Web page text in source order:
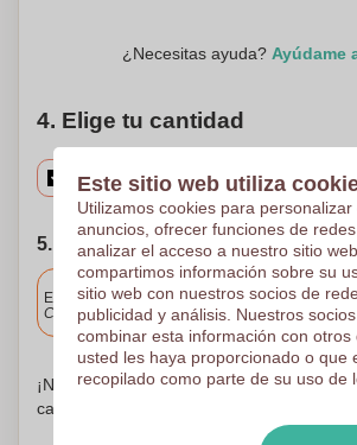
¿Necesitas ayuda? Ayúdame
4. Elige tu cantidad
5. Elija su fecha de envío
Entrega estándar
Cargue y apruebe sus archivos antes de las
¡No te preocupes! Simplemente suba sus
canasta de compras
Este sitio web utiliza
Utilizamos cookies para
anuncios, ofrecer funciones de
analizar el acceso a nuestro sitio
compartimos información sobre su
sitio web con nuestros socios de
publicidad y análisis. Nuestros
combinar esta información con otros
usted les haya proporcionado o que
recopilado como parte de su uso de